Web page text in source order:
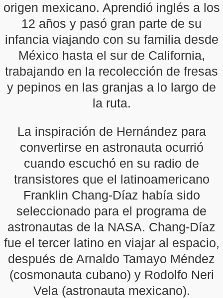
origen mexicano. Aprendió inglés a los
12 años y pasó gran parte de su
infancia viajando con su familia desde
México hasta el sur de California,
trabajando en la recolección de fresas
y pepinos en las granjas a lo largo de
la ruta.
La inspiración de Hernández para
convertirse en astronauta ocurrió
cuando escuchó en su radio de
transistores que el latinoamericano
Franklin Chang-Díaz había sido
seleccionado para el programa de
astronautas de la NASA. Chang-Díaz
fue el tercer latino en viajar al espacio,
después de Arnaldo Tamayo Méndez
(cosmonauta cubano) y Rodolfo Neri
Vela (astronauta mexicano).